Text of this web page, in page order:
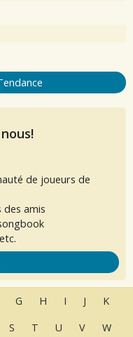
de joueurs de
amis
G H I J
K
S T U V W